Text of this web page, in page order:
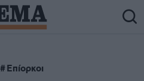
Επίορκοι